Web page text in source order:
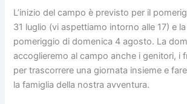
L’inizio del campo è previsto per il
31 luglio (vi aspettiamo intorno alle 17) e
pomeriggio di domenica 4 agosto. La
accoglieremo al campo anche i genitori, i
per trascorrere una giornata insieme e
la famiglia della nostra avventura.